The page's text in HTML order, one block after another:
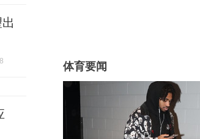
体育要闻